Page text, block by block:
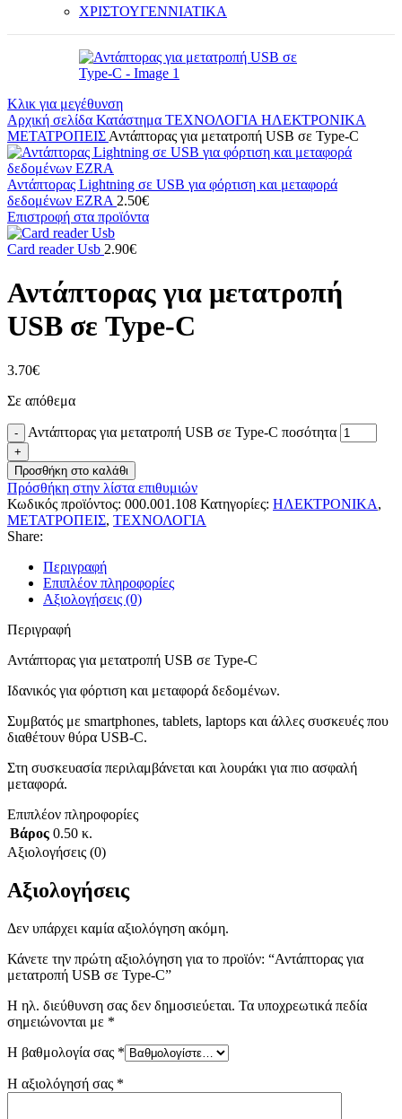
ΧΡΙΣΤΟΥΓΕΝΝΙΑΤΙΚΑ
Κλικ για μεγέθυνση
Αρχική σελίδα Κατάστημα ΤΕΧΝΟΛΟΓΙΑ ΗΛΕΚΤΡΟΝΙΚΑ
ΜΕΤΑΤΡΟΠΕΙΣ Αντάπτορας για μετατροπή USB σε Type-C
Αντάπτορας Lightning σε USB για φόρτιση και μεταφορά
δεδομένων EZRA 2.50€
Επιστροφή στα προϊόντα
Card reader Usb 2.90€
Αντάπτορας για μετατροπή
USB σε Type-C
3.70€
Σε απόθεμα
Αντάπτορας για μετατροπή USB σε Type-C ποσότητα
Προσθήκη στο καλάθι
Πρόσθήκη στην λίστα επιθυμιών
Κωδικός προϊόντος: 000.001.108 Κατηγορίες: ΗΛΕΚΤΡΟΝΙΚΑ,
ΜΕΤΑΤΡΟΠΕΙΣ, ΤΕΧΝΟΛΟΓΙΑ
Share:
Περιγραφή
Επιπλέον πληροφορίες
Αξιολογήσεις (0)
Περιγραφή
Αντάπτορας για μετατροπή USB σε Type-C
Ιδανικός για φόρτιση και μεταφορά δεδομένων.
Συμβατός με smartphones, tablets, laptops και άλλες συσκευές που
διαθέτουν θύρα USB-C.
Στη συσκευασία περιλαμβάνεται και λουράκι για πιο ασφαλή
μεταφορά.
Επιπλέον πληροφορίες
Βάρος 0.50 κ.
Αξιολογήσεις (0)
Αξιολογήσεις
Δεν υπάρχει καμία αξιολόγηση ακόμη.
Κάνετε την πρώτη αξιολόγηση για το προϊόν: “Αντάπτορας για
μετατροπή USB σε Type-C”
Η ηλ. διεύθυνση σας δεν δημοσιεύεται. Τα υποχρεωτικά πεδία
σημειώνονται με *
Η βαθμολογία σας *
Η αξιολόγησή σας *